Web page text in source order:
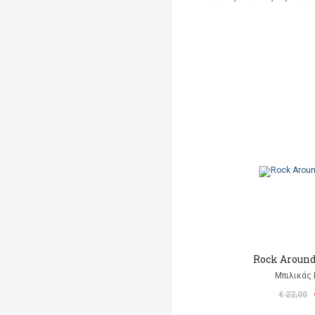
Rock
Μπιλικάς
€ 22,00